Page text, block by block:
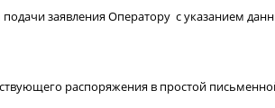
заявления Оператору с указанием
распоряжения в простой